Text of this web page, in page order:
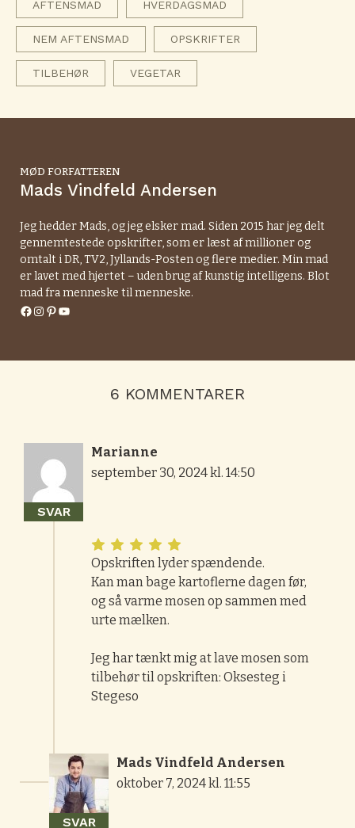
AFTENSMAD HVERDAGSMAD
NEM AFTENSMAD OPSKRIFTER
TILBEHØR VEGETAR
MØD FORFATTEREN
Mads Vindfeld Andersen
Jeg hedder Mads, og jeg elsker mad. Siden 2015 har jeg delt
gennemtestede opskrifter, som er læst af millioner og
omtalt i DR, TV2, Jyllands-Posten og flere medier. Min mad
er lavet med hjertet – uden brug af kunstig intelligens. Blot
mad fra menneske til menneske.
Facebook
Instagram
Pinterest
YouTube
6 KOMMENTARER
SVAR
Marianne
september 30, 2024 kl. 14:50
Opskriften lyder spændende.
Kan man bage kartoflerne dagen før,
og så varme mosen op sammen med
urte mælken.
Jeg har tænkt mig at lave mosen som
tilbehør til opskriften: Oksesteg i
Stegeso
SVAR
Mads Vindfeld Andersen
oktober 7, 2024 kl. 11:55